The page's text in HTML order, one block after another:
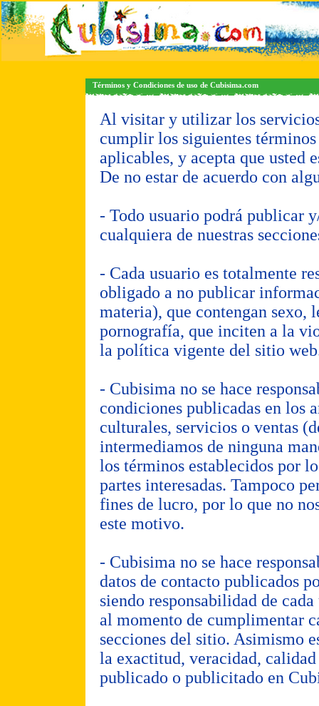
Términos y Condiciones de uso de Cubisima.com
Al visitar y utilizar los
cumplir los siguientes
aplicables, y acepta que usted
De no estar de acuerdo con
- Todo usuario podrá publicar
cualquiera de nuestras
- Cada usuario es totalmente
obligado a no publicar
materia), que contengan
pornografía, que inciten a la
la política vigente del sitio
- Cubisima no se hace
condiciones publicadas en los
culturales, servicios o ventas
intermediamos de ninguna
los términos establecidos por
partes interesadas. Tampoco
fines de lucro, por lo que no
este motivo.
- Cubisima no se hace
datos de contacto publicados
siendo responsabilidad de
al momento de cumplimentar
secciones del sitio. Asimismo
la exactitud, veracidad,
publicado o publicitado en